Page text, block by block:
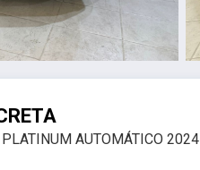
AUTOMÁTICO 2024